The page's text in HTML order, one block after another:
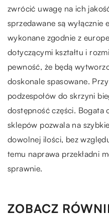
zwrócić uwagę na ich
sprzedawane są wyłącznie
wykonane zgodnie z
dotyczącymi kształtu i
pewność, że będą
doskonale spasowane.
podzespołów do skrzyni
dostępność części. Bogata
sklepów pozwala na
dowolnej ilości, bez
temu naprawa przekładni
sprawnie.
ZOBACZ